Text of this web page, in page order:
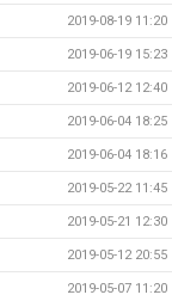
2019-08-19 11:20
2019-06-19 15:23
2019-06-12 12:40
2019-06-04 18:25
2019-06-04 18:16
2019-05-22 11:45
2019-05-21 12:30
2019-05-12 20:55
2019-05-07 11:20